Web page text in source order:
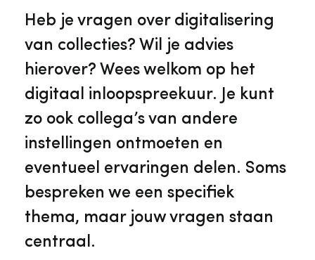
Museumplatform Zuid-Holland
Collectiebeheer
Geschiedenis van Zuid-Holland
Ervenconsulent
Bekijk alle diensten
Ons team
Over de Monumentenwacht
Voorpagina Monumentenwacht
Vacatures
Tarieven
Algemene voorwaarden
Bekijk meer over ons
Heb je vragen over digitalisering
van collecties? Wil je advies
hierover? Wees welkom op het
digitaal inloopspreekuur. Je kunt
zo ook collega’s van andere
instellingen ontmoeten en
eventueel ervaringen delen. Soms
bespreken we een specifiek
thema, maar jouw vragen staan
centraal.